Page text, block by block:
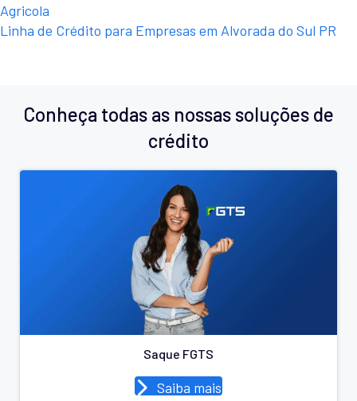
Agricola
Linha de Crédito para Empresas em Alvorada do Sul PR
Conheça todas as nossas soluções de
crédito
Saque FGTS
Saiba mais